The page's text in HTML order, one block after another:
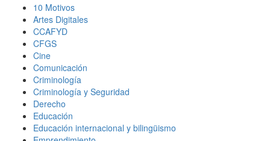
10 Motivos
Artes Digitales
CCAFYD
CFGS
Cine
Comunicación
Criminología
Criminología y Seguridad
Derecho
Educación
Educación internacional y bilingüismo